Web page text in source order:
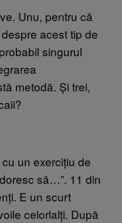
Unu, pentru că
acest tip de
singurul
metodă. Și trei,
un exercițiu de
să…”. 11 din
E un scurt
celorlalți. După